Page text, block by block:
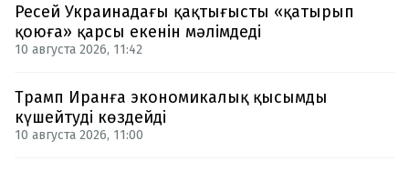
Ресей Украинадағы қақтығысты «қатырып
қоюға» қарсы екенін мәлімдеді
10 августа 2026, 11:42
Трамп Иранға экономикалық қысымды
күшейтуді көздейді
10 августа 2026, 11:00